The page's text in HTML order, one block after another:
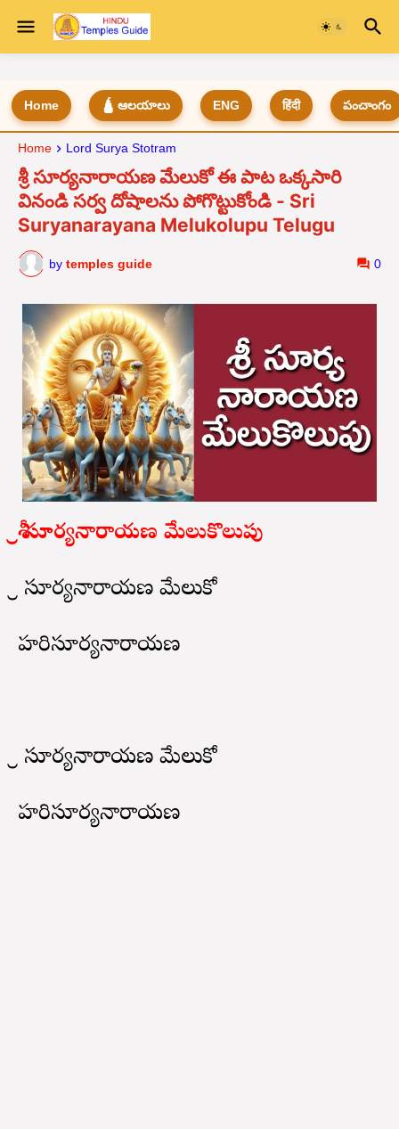
Home 🛕 ఆలయాలు ENG हिंदी పంచాంగం
Home Lord Surya Stotram
శ్రీ సూర్యనారాయణ మేలుకో ఈ పాట ఒక్కసారి
వినండి సర్వ దోషాలను పోగొట్టుకోండి - Sri
Suryanarayana Melukolupu Telugu
by temples guide 0
శ్రీ సూర్యనారాయణ మేలుకొలుపు
శ్రీ సూర్యనారాయణ మేలుకో
హరిసూర్యనారాయణ
శ్రీ సూర్యనారాయణ మేలుకో
హరిసూర్యనారాయణ